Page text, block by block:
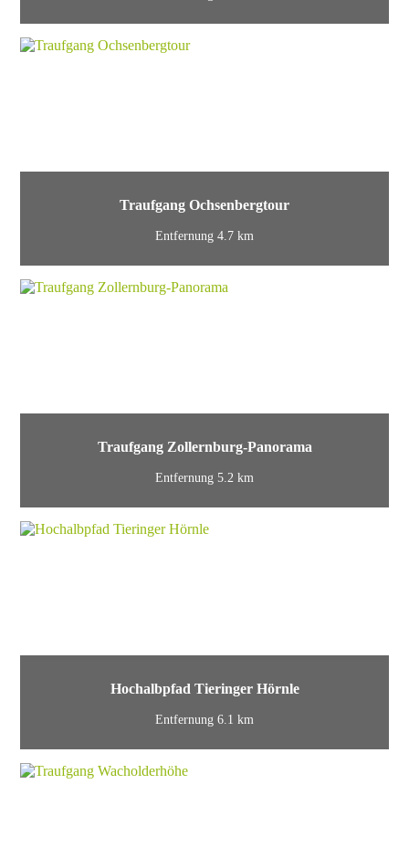
Traufgang Ochsenbergtour
Entfernung 4.7 km
Traufgang Zollernburg-Panorama
Entfernung 5.2 km
Hochalbpfad Tieringer Hörnle
Entfernung 6.1 km